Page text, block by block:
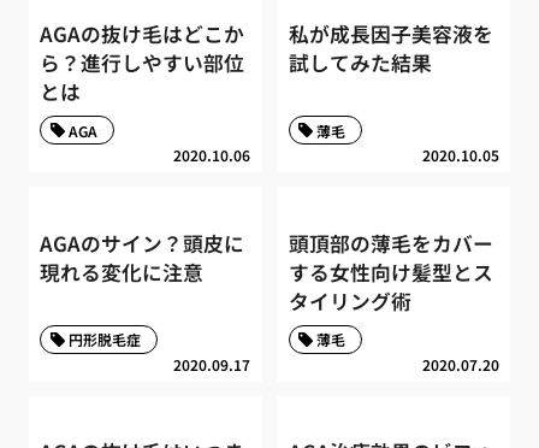
AGAの抜け毛はどこか
ら？進行しやすい部位
とは
2020.10.06
AGA
私が成長因子美容液を
試してみた結果
2020.10.05
薄毛
AGAのサイン？頭皮に
現れる変化に注意
2020.09.17
円形脱毛症
頭頂部の薄毛をカバー
する女性向け髪型とス
タイリング術
2020.07.20
薄毛